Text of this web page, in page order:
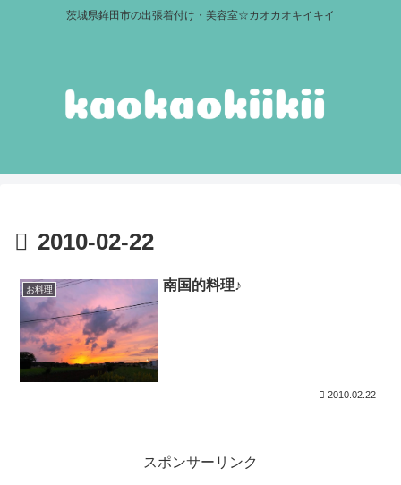
茨城県鉾田市の出張着付け・美容室☆カオカオキイキイ
2010-02-22
お料理 南国的料理♪
2010.02.22
スポンサーリンク